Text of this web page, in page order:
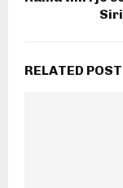
RELATED